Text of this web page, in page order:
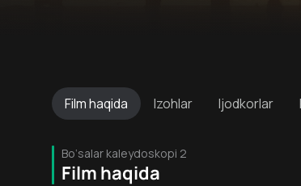
Filmhaqida Izohlar Ijodkorlar
Bo‘salar kaleydoskopi 2
Film haqida